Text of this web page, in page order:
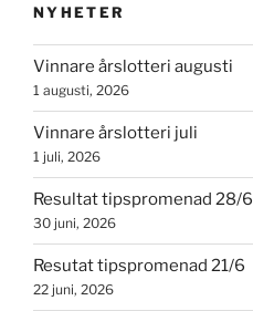
NYHETER
Vinnare årslotteri augusti
1 augusti, 2026
Vinnare årslotteri juli
1 juli, 2026
Resultat tipspromenad 28/6
30 juni, 2026
Resutat tipspromenad 21/6
22 juni, 2026